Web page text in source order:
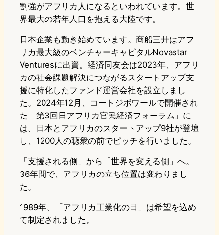
割強がアフリカ人になるといわれています。世
界最大の若年人口を抱える大陸です。
日本企業も動き始めています。商船三井はアフ
リカ最大級のベンチャーキャピタルNovastar
Venturesに出資。経済同友会は2023年、アフリ
カの社会課題解決につながるスタートアップ支
援に特化したファンド運営会社を設立しまし
た。2024年12月、コートジボワールで開催され
た「第3回日アフリカ官民経済フォーラム」に
は、日本とアフリカのスタートアップ9社が登壇
し、1200人の聴衆の前でピッチを行いました。
「支援される側」から「世界を変える側」へ。
36年間で、アフリカの立ち位置は変わりまし
た。
1989年、「アフリカ工業化の日」は希望を込め
て制定されました。